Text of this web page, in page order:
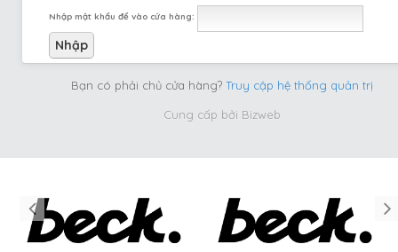
Nhập mật khẩu để vào cửa hàng:
Bạn có phải chủ cửa hàng? Truy cập hệ thống quản trị
Cung cấp bởi Bizweb